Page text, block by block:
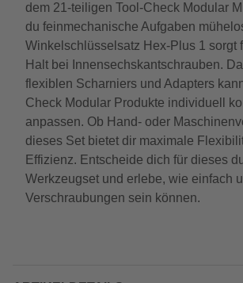
dem 21-teiligen Tool-Check Modular
du feinmechanische Aufgaben
Winkelschlüsselsatz Hex-Plus 1 sorgt
Halt bei Innensechskantschrauben.
flexiblen Scharniers und Adapters
Check Modular Produkte individuell
anpassen. Ob Hand- oder
dieses Set bietet dir maximale
Effizienz. Entscheide dich für dieses
Werkzeugset und erlebe, wie einfach
Verschraubungen sein können.